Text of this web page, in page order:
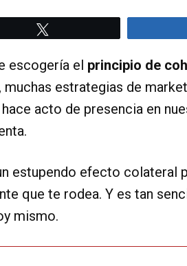
escogería el principio de
muchas estrategias de
acto de presencia en
estupendo efecto colateral
que te rodea. Y es tan
mismo.